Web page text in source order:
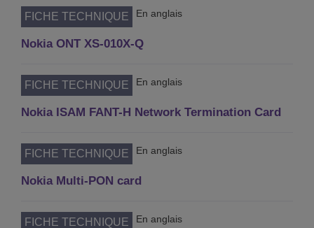
FICHE TECHNIQUE En anglais
Nokia ONT XS-010X-Q
FICHE TECHNIQUE En anglais
Nokia ISAM FANT-H Network Termination Card
FICHE TECHNIQUE En anglais
Nokia Multi-PON card
FICHE TECHNIQUE En anglais